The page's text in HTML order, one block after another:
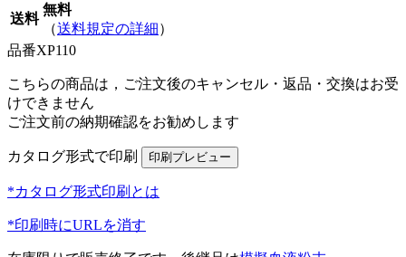
送料
無料
（送料規定の詳細）
品番XP110
こちらの商品は，ご注文後のキャンセル・返品・交換はお受
けできません
ご注文前の納期確認をお勧めします
カタログ形式で印刷
*カタログ形式印刷とは
*印刷時にURLを消す